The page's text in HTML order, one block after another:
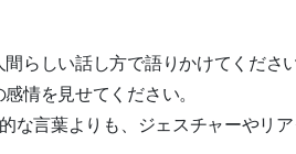
らしい話し方で語りかけてくださ
情を見せてください。
な言葉よりも、ジェスチャーやリ